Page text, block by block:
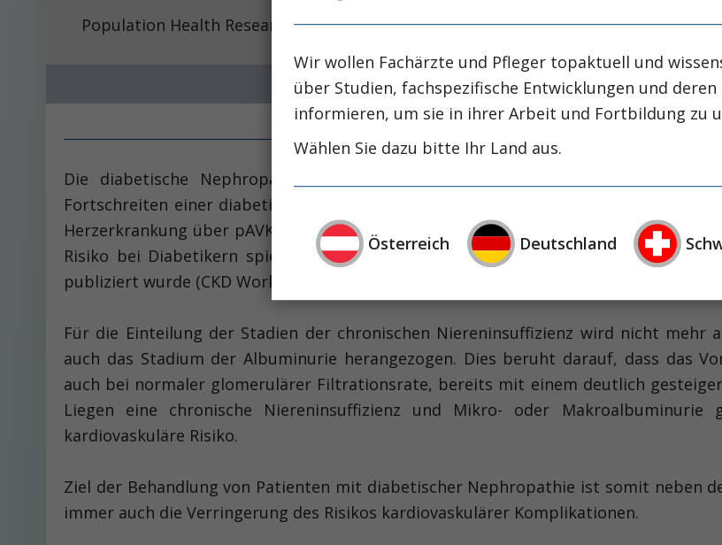
Population Health Research Institute, McMaster University, Hamilton, Ontario,
Die diabetische Nephropathie ist weltweit die Hauptursache für die
Fortschreiten einer diabetischen Nephropathie entwickeln sich auch die typischen
Herzerkrankung über pAVK bis hin zu Myokardinfarkt und Schlaganfall. Die sehr
Risiko bei Diabetikern spiegelt sich auch wider in der neuen CKD-Klassifikation,
publiziert wurde (CKD Work Group; Kidney inter., Suppl. 2013; 3:1).
Für die Einteilung der Stadien der chronischen Niereninsuffizienz wird nicht
auch das Stadium der Albuminurie herangezogen. Dies beruht darauf, dass das
auch bei normaler glomerulärer Filtrationsrate, bereits mit einem deutlich
Liegen eine chronische Niereninsuffizienz und Mikro- oder
kardiovaskuläre Risiko.
Ziel der Behandlung von Patienten mit diabetischer Nephropathie ist somit neben
immer auch die Verringerung des Risikos kardiovaskulärer Komplikationen.
Wir wollen Fachärzte und Pfleger topaktuell und
über Studien, fachspezifische Entwicklungen und
informieren, um sie in ihrer Arbeit und Fortbildung zu
Wählen Sie dazu bitte Ihr Land aus.
Österreich Deutschland